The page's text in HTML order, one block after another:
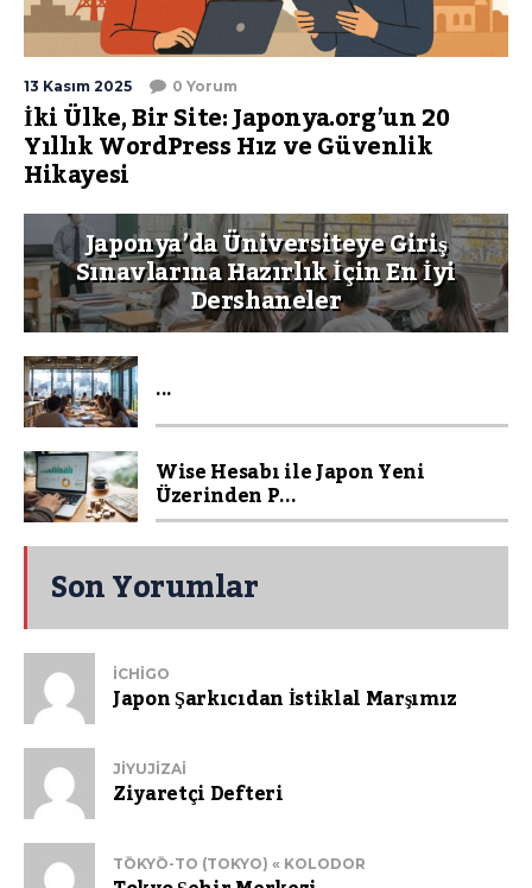
13 Kasım 2025 0 Yorum
İki Ülke, Bir Site: Japonya.org’un 20
Yıllık WordPress Hız ve Güvenlik
Hikayesi
Japonya’da Üniversiteye Giriş
Sınavlarına Hazırlık İçin En İyi
Dershaneler
...
Wise Hesabı ile Japon Yeni
Üzerinden P...
Son Yorumlar
ICHIGO
Japon Şarkıcıdan İstiklal Marşımız
JIYUJIZAI
Ziyaretçi Defteri
TŌKYŌ-TO (TOKYO) « KOLODOR